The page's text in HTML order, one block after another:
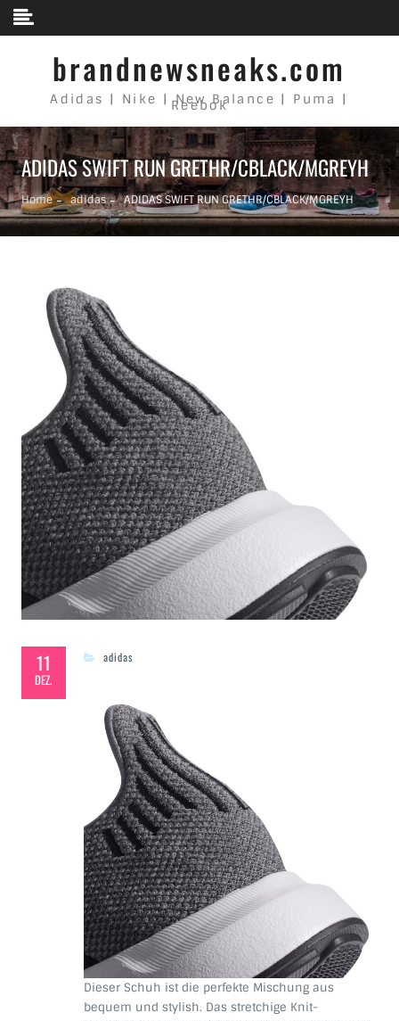
Skip to content
brandnewsneaks.com
Adidas | Nike | New Balance | Puma |
Reebok
ADIDAS SWIFT RUN GRETHR/CBLACK/MGREYH
Home adidas ADIDAS SWIFT RUN GRETHR/CBLACK/MGREYH
11
DEZ.
adidas
Dieser Schuh ist die perfekte Mischung aus
bequem und stylish. Das stretchige Knit-